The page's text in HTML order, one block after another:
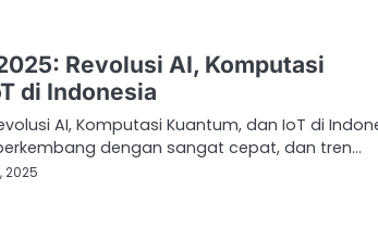
Revolusi AI, Komputasi
di Indonesia
AI, Komputasi Kuantum, dan IoT di
dengan sangat cepat, dan tren…
2025